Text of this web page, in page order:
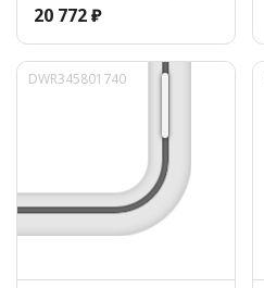
20 772 ₽
DWR345801740